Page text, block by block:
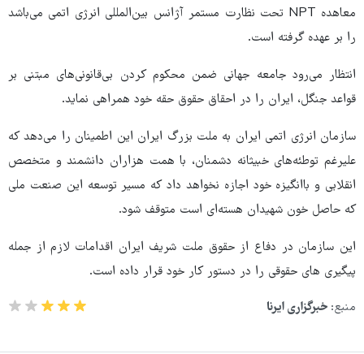
معاهده NPT تحت نظارت مستمر آژانس بین‌المللی انرژی اتمی می‌باشد
را بر عهده‌ گرفته است.
انتظار می‌رود جامعه جهانی ضمن محکوم کردن بی‌قانونی‌های مبتنی بر
قواعد جنگل، ایران را در احقاق حقوق حقه خود همراهی نماید.
سازمان انرژی اتمی ایران به ملت بزرگ ایران این اطمینان را می‌دهد که
علیرغم توطئه‌های خبیثانه دشمنان، با همت هزاران دانشمند و متخصص
انقلابی و باانگیزه خود اجازه‌ نخواهد داد که مسیر توسعه این صنعت ملی
که حاصل خون شهیدان هسته‌ای است متوقف شود.
این سازمان در دفاع از حقوق ملت شریف ایران اقدامات لازم از جمله
پیگیری های حقوقی را در دستور کار خود قرار داده است.
منبع: خبرگزاری ایرنا